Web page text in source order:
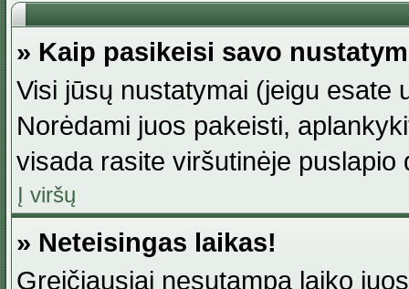
» Kaip pasikeisi savo
Visi jūsų nustatymai (jeigu esate
Norėdami juos pakeisti,
visada rasite viršutinėje
Į viršų
» Neteisingas laikas!
Greičiausiai nesutampa laiko